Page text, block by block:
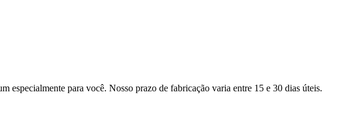
especialmente para você. Nosso prazo de fabricação varia entre 15 e 30 dias úteis.